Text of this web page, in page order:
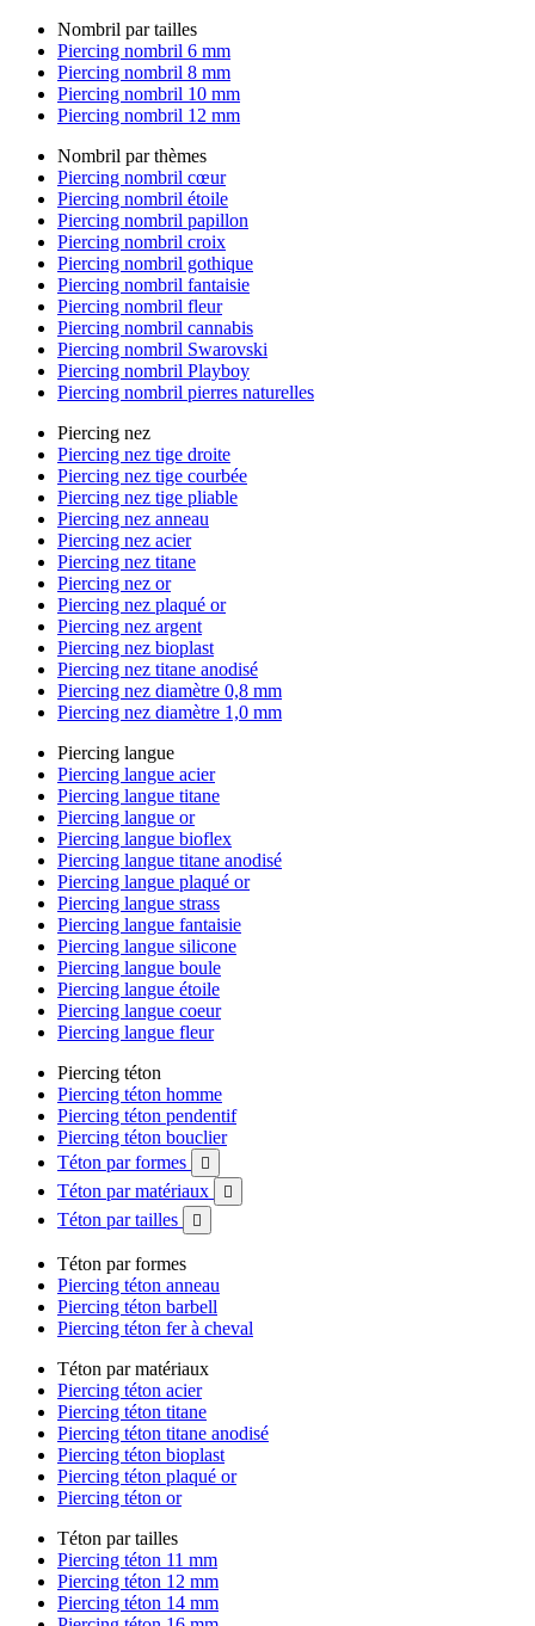
Nombril par tailles
Piercing nombril 6 mm
Piercing nombril 8 mm
Piercing nombril 10 mm
Piercing nombril 12 mm
Nombril par thèmes
Piercing nombril cœur
Piercing nombril étoile
Piercing nombril papillon
Piercing nombril croix
Piercing nombril gothique
Piercing nombril fantaisie
Piercing nombril fleur
Piercing nombril cannabis
Piercing nombril Swarovski
Piercing nombril Playboy
Piercing nombril pierres naturelles
Piercing nez
Piercing nez tige droite
Piercing nez tige courbée
Piercing nez tige pliable
Piercing nez anneau
Piercing nez acier
Piercing nez titane
Piercing nez or
Piercing nez plaqué or
Piercing nez argent
Piercing nez bioplast
Piercing nez titane anodisé
Piercing nez diamètre 0,8 mm
Piercing nez diamètre 1,0 mm
Piercing langue
Piercing langue acier
Piercing langue titane
Piercing langue or
Piercing langue bioflex
Piercing langue titane anodisé
Piercing langue plaqué or
Piercing langue strass
Piercing langue fantaisie
Piercing langue silicone
Piercing langue boule
Piercing langue étoile
Piercing langue coeur
Piercing langue fleur
Piercing téton
Piercing téton homme
Piercing téton pendentif
Piercing téton bouclier
Téton par formes

Téton par matériaux 
Téton par tailles 
Téton par formes
Piercing téton anneau
Piercing téton barbell
Piercing téton fer à cheval
Téton par matériaux
Piercing téton acier
Piercing téton titane
Piercing téton titane anodisé
Piercing téton bioplast
Piercing téton plaqué or
Piercing téton or
Téton par tailles
Piercing téton 11 mm
Piercing téton 12 mm
Piercing téton 14 mm